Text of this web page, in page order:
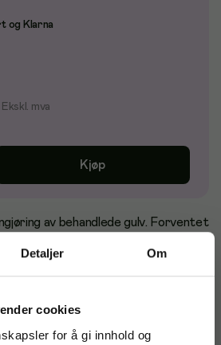
Detaljer Om
cookies
for å gi innhold og
og Klarna
Ekskl. mva
Kjøp
av behandlede gulv. Forventet